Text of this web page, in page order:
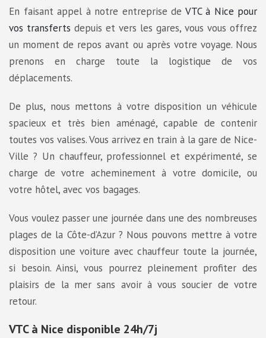
En faisant appel à notre entreprise de VTC à Nice pour
vos transferts depuis et vers les gares, vous vous offrez
un moment de repos avant ou après votre voyage. Nous
prenons en charge toute la logistique de vos
déplacements.
De plus, nous mettons à votre disposition un véhicule
spacieux et très bien aménagé, capable de contenir
toutes vos valises. Vous arrivez en train à la gare de Nice-
Ville ? Un chauffeur, professionnel et expérimenté, se
charge de votre acheminement à votre domicile, ou
votre hôtel, avec vos bagages.
Vous voulez passer une journée dans une des nombreuses
plages de la Côte-d’Azur ? Nous pouvons mettre à votre
disposition une voiture avec chauffeur toute la journée,
si besoin. Ainsi, vous pourrez pleinement profiter des
plaisirs de la mer sans avoir à vous soucier de votre
retour.
VTC à Nice disponible 24h/7j